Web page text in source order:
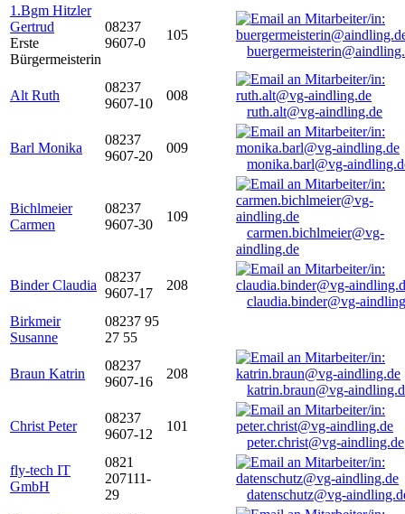
1.Bgm Hitzler
Gertrud
Erste
Bürgermeisterin
08237
9607-0
105
Alt Ruth
08237
9607-10
008
ruth.alt@vg-aindling.de
Barl Monika
08237
9607-20
009
monika.barl@vg-
Bichlmeier
Carmen
08237
9607-30
109
carmen.bichlmeier@vg-
aindling.de
Binder Claudia
08237
9607-17
208
claudia.binder@vg-
Birkmeir
Susanne
08237 95
27 55
Braun Katrin
08237
9607-16
208
katrin.braun@vg-
Christ Peter
08237
9607-12
101
peter.christ@vg-aindling.de
fly-tech IT
GmbH
0821
207111-
29
datenschutz@vg-